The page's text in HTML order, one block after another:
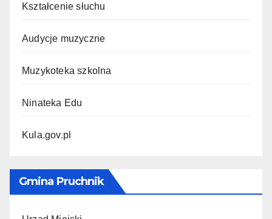
Kształcenie słuchu
Audycje muzyczne
Muzykoteka szkolna
Ninateka Edu
Kula.gov.pl
Gmina Pruchnik